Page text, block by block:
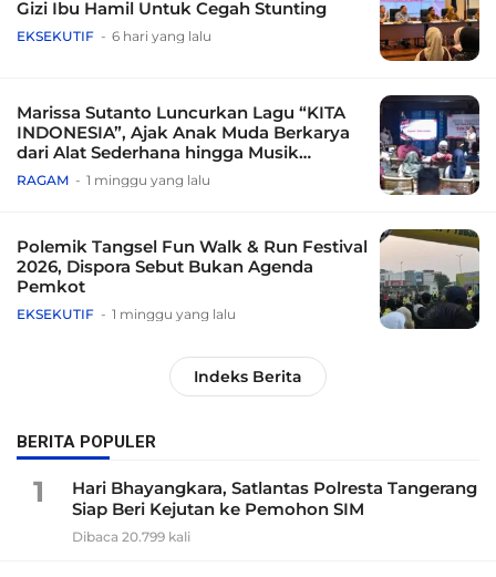
Gizi Ibu Hamil Untuk Cegah Stunting
EKSEKUTIF 6 hari yang lalu
Marissa Sutanto Luncurkan Lagu “KITA
INDONESIA”, Ajak Anak Muda Berkarya
dari Alat Sederhana hingga Musik
Tradisional
RAGAM 1 minggu yang lalu
Polemik Tangsel Fun Walk & Run Festival
2026, Dispora Sebut Bukan Agenda
Pemkot
EKSEKUTIF 1 minggu yang lalu
Indeks Berita
BERITA POPULER
1
Hari Bhayangkara, Satlantas Polresta Tangerang
Siap Beri Kejutan ke Pemohon SIM
Dibaca 20.799 kali